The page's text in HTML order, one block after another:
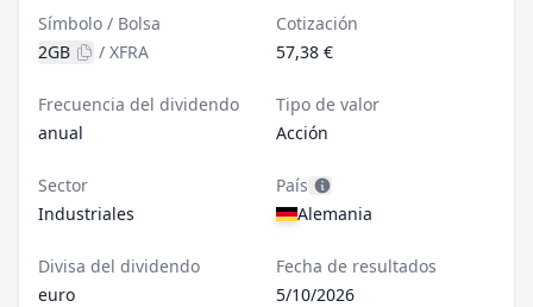
Símbolo / Bolsa
2GB
/ XFRA
Cotización
57,38 €
Frecuencia del dividendo
anual
Tipo de valor
Acción
Sector
Industriales
País
Alemania
Divisa del dividendo
euro
Fecha de resultados
5/10/2026